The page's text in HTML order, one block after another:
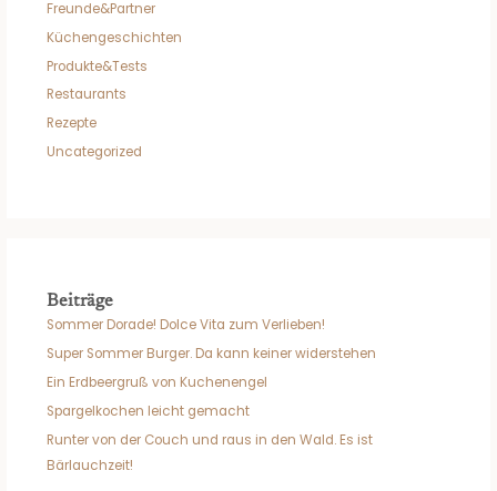
Freunde&Partner
Küchengeschichten
Produkte&Tests
Restaurants
Rezepte
Uncategorized
Beiträge
Sommer Dorade! Dolce Vita zum Verlieben!
Super Sommer Burger. Da kann keiner widerstehen
Ein Erdbeergruß von Kuchenengel
Spargelkochen leicht gemacht
Runter von der Couch und raus in den Wald. Es ist
Bärlauchzeit!